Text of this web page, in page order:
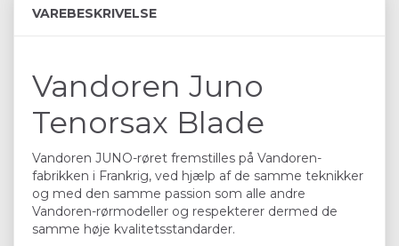
VAREBESKRIVELSE
Vandoren Juno
Tenorsax Blade
Vandoren JUNO-røret fremstilles på Vandoren-
fabrikken i Frankrig, ved hjælp af de samme teknikker
og med den samme passion som alle andre
Vandoren-rørmodeller og respekterer dermed de
samme høje kvalitetsstandarder.